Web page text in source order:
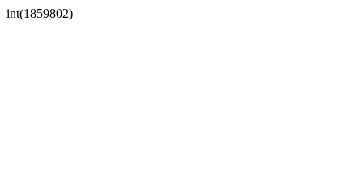
int(1859802)